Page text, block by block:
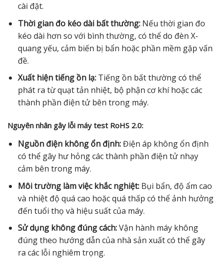
cài đặt.
Thời gian đo kéo dài bất thường:Nếu thời gian đo
kéo dài hơn so với bình thường, có thể do đèn X-
quang yếu, cảm biến bị bẩn hoặc phần mềm gặp vấn
đề.
Xuất hiện tiếng ồn lạ:Tiếng ồn bất thường có thể
phát ra từ quạt tản nhiệt, bộ phận cơ khí hoặc các
thành phần điện tử bên trong máy.
Nguyên nhân gây lỗi máy test RoHS 2.0:
Nguồn điện không ổn định:Điện áp không ổn định
có thể gây hư hỏng các thành phần điện tử nhạy
cảm bên trong máy.
Môi trường làm việc khắc nghiệt:Bụi bẩn, độ ẩm cao
và nhiệt độ quá cao hoặc quá thấp có thể ảnh hưởng
đến tuổi thọ và hiệu suất của máy.
Sử dụng không đúng cách:Vận hành máy không
đúng theo hướng dẫn của nhà sản xuất có thể gây
ra các lỗi nghiêm trọng.